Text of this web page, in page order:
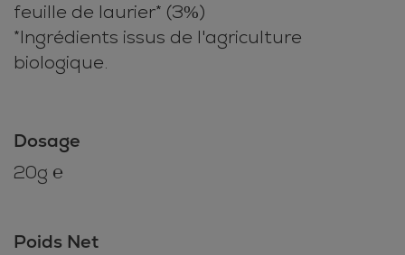
feuille de laurier* (3%)
*Ingrédients issus de l'agriculture
biologique.
Dosage
20g ℮
Poids Net